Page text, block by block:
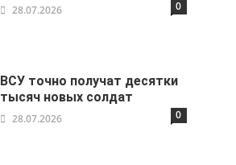
28.07.2026 0
ВСУ точно получат десятки
тысяч новых солдат
28.07.2026 0